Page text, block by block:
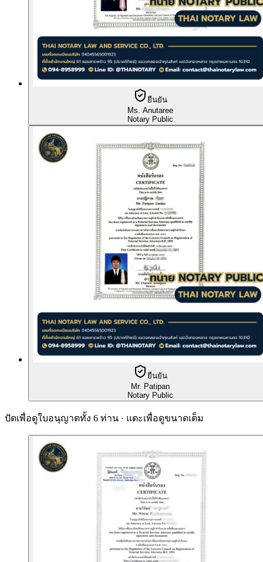
ยืนยัน
Ms. Anutaree
Notary Public
ยืนยัน
Mr. Patipan
Notary Public
ปัดเพื่อดูใบอนุญาตทั้ง 6 ท่าน · แตะเพื่อดูขนาดเต็ม